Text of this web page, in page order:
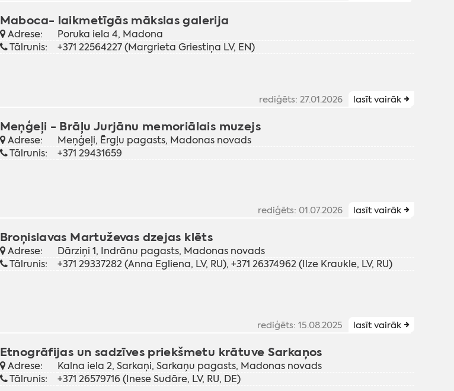
Maboca- laikmetīgās mākslas galerija
Adrese:
Poruka iela 4, Madona
Tālrunis:
+371 22564227 (Margrieta Griestiņa LV, EN)
rediģēts: 27.01.2026 lasīt vairāk
Meņģeļi - Brāļu Jurjānu memoriālais muzejs
Adrese:
Meņģeļi, Ērgļu pagasts, Madonas novads
Tālrunis:
+371 29431659
rediģēts: 01.07.2026 lasīt vairāk
Broņislavas Martuževas dzejas klēts
Adrese:
Dārziņi 1, Indrānu pagasts, Madonas novads
Tālrunis:
+371 29337282 (Anna Egliena, LV, RU), +371 26374962 (Ilze Kraukle, LV, RU)
rediģēts: 15.08.2025 lasīt vairāk
Etnogrāfijas un sadzīves priekšmetu krātuve Sarkaņos
Adrese:
Kalna iela 2, Sarkaņi, Sarkaņu pagasts, Madonas novads
Tālrunis:
+371 26579716 (Inese Sudāre, LV, RU, DE)